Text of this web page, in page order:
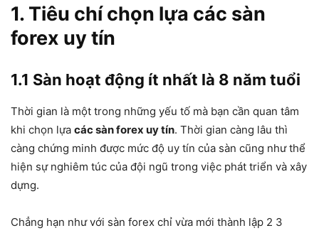
1. Tiêu chí chọn lựa các sàn
forex uy tín
1.1 Sàn hoạt động ít nhất là 8 năm tuổi
Thời gian là một trong những yếu tố mà bạn cần quan tâm
khi chọn lựa các sàn forex uy tín. Thời gian càng lâu thì
càng chứng minh được mức độ uy tín của sàn cũng như thể
hiện sự nghiêm túc của đội ngũ trong việc phát triển và xây
dựng.
Chẳng hạn như với sàn forex chỉ vừa mới thành lập 2 3